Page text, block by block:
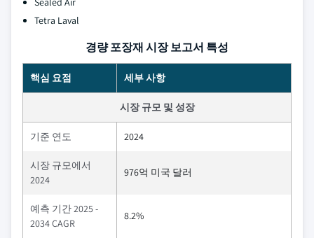
Tetra Laval
경량 포장재 시장 보고서 특성
핵심 요점 세부 사항
시장 규모 및 성장
기준 연도 2024
시장 규모에서
2024
976억 미국 달러
예측 기간 2025 -
2034 CAGR
8.2%